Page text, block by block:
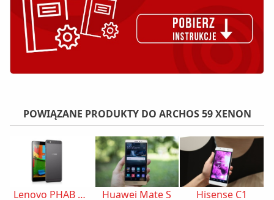
POWIĄZANE PRODUKTY DO ARCHOS 59 XENON
Lenovo PHAB PLUS Huawei Mate S Hisense C1